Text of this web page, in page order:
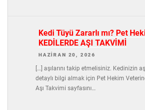
Kedi Tüyü Zararlı mı? Pet
KEDİLERDE AŞI TAKVİMİ
HAZIRAN 20, 2026
[…] aşılarını takip etmelisiniz. Kedinizin
detaylı bilgi almak için Pet Hekim
Aşı Takvimi sayfasını…